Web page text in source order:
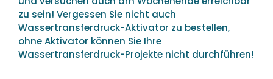
zu sein! Vergessen Sie nicht auch
Wassertransferdruck-Aktivator zu bestellen,
ohne Aktivator können Sie Ihre
Wassertransferdruck-Projekte nicht durchführen!